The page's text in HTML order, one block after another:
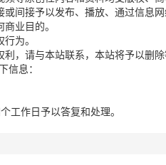
间接予以发布、播放、通过信息网
业目的。
为。
，请与本站联系，本站将予以删除
信息：
工作日予以答复和处理。